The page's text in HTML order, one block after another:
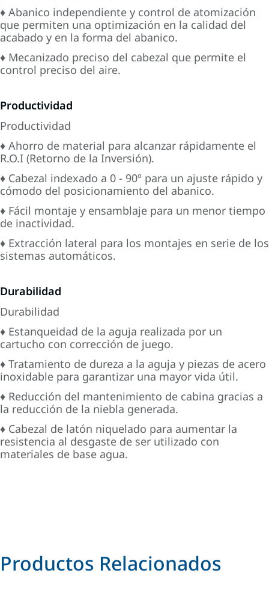
♦ Abanico independiente y control de atomización
que permiten una optimización en la calidad del
acabado y en la forma del abanico.
♦ Mecanizado preciso del cabezal que permite el
control preciso del aire.
Productividad
Productividad
♦ Ahorro de material para alcanzar rápidamente el
R.O.I (Retorno de la Inversión).
♦ Cabezal indexado a 0 - 90º para un ajuste rápido y
cómodo del posicionamiento del abanico.
♦ Fácil montaje y ensamblaje para un menor tiempo
de inactividad.
♦ Extracción lateral para los montajes en serie de los
sistemas automáticos.
Durabilidad
Durabilidad
♦ Estanqueidad de la aguja realizada por un
cartucho con corrección de juego.
♦ Tratamiento de dureza a la aguja y piezas de acero
inoxidable para garantizar una mayor vida útil.
♦ Reducción del mantenimiento de cabina gracias a
la reducción de la niebla generada.
♦ Cabezal de latón niquelado para aumentar la
resistencia al desgaste de ser utilizado con
materiales de base agua.
Productos Relacionados